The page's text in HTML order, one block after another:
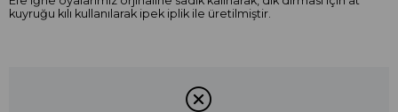
kuyruğu kılı kullanılarak ipek iplik ile üretilmiştir.